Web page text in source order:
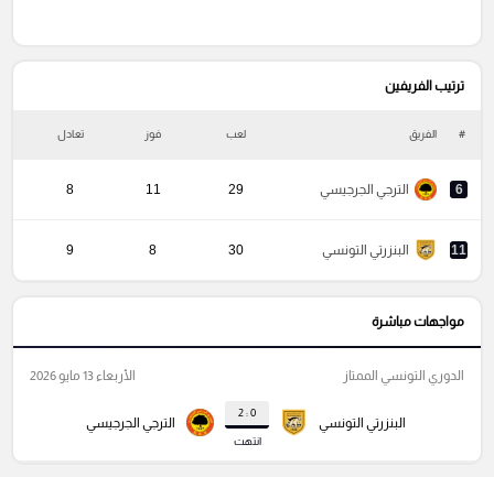
ترتيب الفريفين
# الفريق لعب فوز تعادل
6 الترجي الجرجيسي 29
11
8
11 البنزرتي التونسي 30
8
9
مواجهات مباشرة
البنزرتي التونسي
0 : 2
انتهت
الترجي الجرجيسي
الدوري التونسي الممتاز الأربعاء 13 مايو 2026